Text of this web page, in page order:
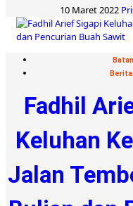
10 Maret 2022
Berita
Fadhil
Keluhan
Jalan